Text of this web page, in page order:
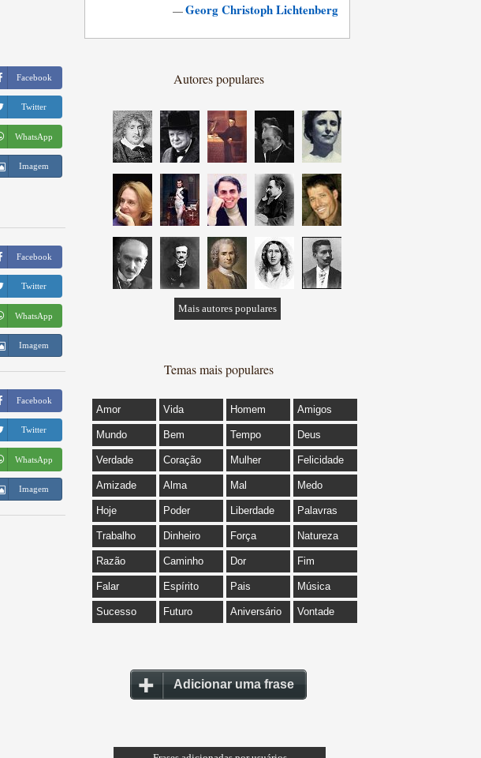
Facebook
Twitter
WhatsApp
Imagem
Facebook
Twitter
WhatsApp
Imagem
Facebook
Twitter
WhatsApp
Imagem
—Georg Christoph Lichtenberg
Autores populares
Mais autores populares
Temas mais populares
Amor Vida Homem Amigos
Mundo Bem Tempo Deus
Verdade Coração Mulher Felicidade
Amizade Alma Mal Medo
Hoje Poder Liberdade Palavras
Trabalho Dinheiro Força Natureza
Razão Caminho Dor Fim
Falar Espírito Pais Música
Sucesso Futuro Aniversário Vontade
Adicionar uma frase